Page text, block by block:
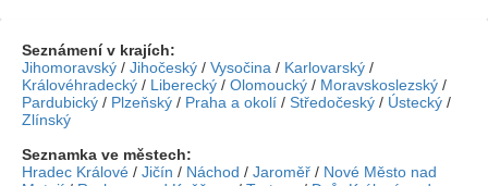
Seznámení v krajích:
Jihomoravský / Jihočeský / Vysočina / Karlovarský /
Královéhradecký / Liberecký / Olomoucký / Moravskoslezský /
Pardubický / Plzeňský / Praha a okolí / Středočeský / Ústecký /
Zlínský
Seznamka ve městech:
Hradec Králové / Jičín / Náchod / Jaroměř / Nové Město nad